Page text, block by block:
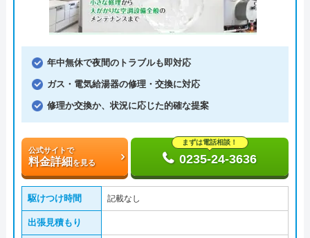
年中無休で夜間のトラブルも即対応
ガス・電気給湯器の修理・交換に対応
修理か交換か、状況に応じた的確な提案
公式サイトで
料金詳細を見る
まずは電話相談！
0235-24-3636
駆けつけ時間 記載なし
出張見積もり